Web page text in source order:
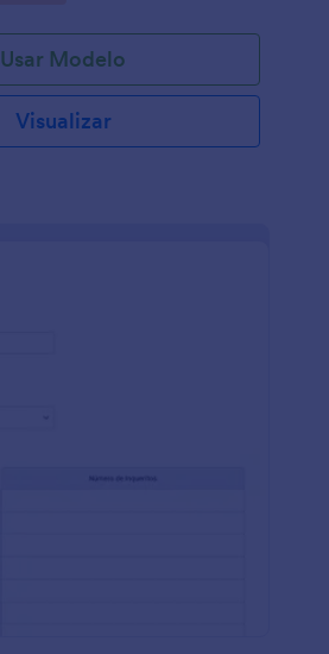
Usar Modelo
Visualizar